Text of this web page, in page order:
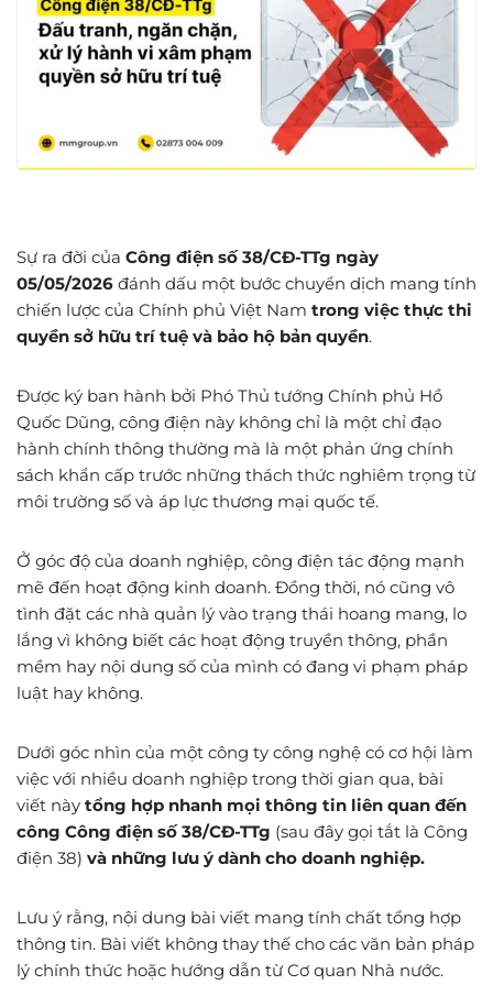
Sự ra đời của Công điện số 38/CĐ-TTg ngày
05/05/2026 đánh dấu một bước chuyển dịch mang tính
chiến lược của Chính phủ Việt Nam trong việc thực thi
quyền sở hữu trí tuệ và bảo hộ bản quyền.
Được ký ban hành bởi Phó Thủ tướng Chính phủ Hồ
Quốc Dũng, công điện này không chỉ là một chỉ đạo
hành chính thông thường mà là một phản ứng chính
sách khẩn cấp trước những thách thức nghiêm trọng từ
môi trường số và áp lực thương mại quốc tế.
Ở góc độ của doanh nghiệp, công điện tác động mạnh
mẽ đến hoạt động kinh doanh. Đồng thời, nó cũng vô
tình đặt các nhà quản lý vào trạng thái hoang mang, lo
lắng vì không biết các hoạt động truyền thông, phần
mềm hay nội dung số của mình có đang vi phạm pháp
luật hay không.
Dưới góc nhìn của một công ty công nghệ có cơ hội làm
việc với nhiều doanh nghiệp trong thời gian qua, bài
viết này tổng hợp nhanh mọi thông tin liên quan đến
công Công điện số 38/CĐ-TTg (sau đây gọi tắt là Công
điện 38) và những lưu ý dành cho doanh nghiệp.
Lưu ý rằng, nội dung bài viết mang tính chất tổng hợp
thông tin. Bài viết không thay thế cho các văn bản pháp
lý chính thức hoặc hướng dẫn từ Cơ quan Nhà nước.